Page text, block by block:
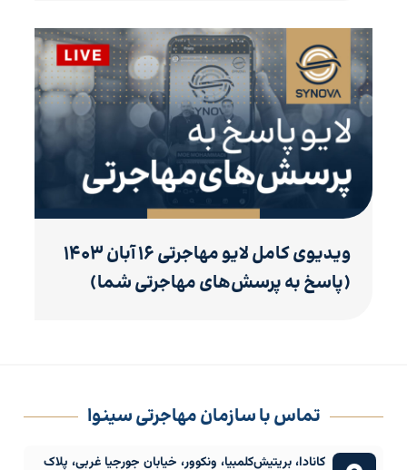
ویدیوی کامل لایو مهاجرتی ۱۶ آبان ۱۴۰۳
(پاسخ به پرسش‌های مهاجرتی شما)
تماس با سازمان مهاجرتی سینوا
کانادا، بریتیش‌کلمبیا، ونکوور، خیابان جورجیا غربی، پلاک